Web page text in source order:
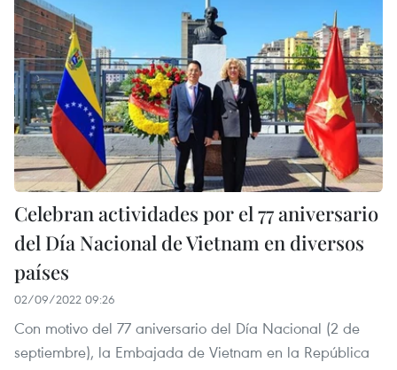
Celebran actividades por el 77 aniversario
del Día Nacional de Vietnam en diversos
países
02/09/2022 09:26
Con motivo del 77 aniversario del Día Nacional (2 de
septiembre), la Embajada de Vietnam en la República